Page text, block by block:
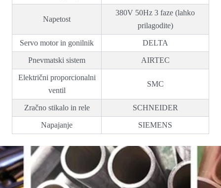
Napetost
380V 50Hz 3 faze (lahko
prilagodite)
Servo motor in gonilnik DELTA
Pnevmatski sistem AIRTEC
Električni proporcionalni
ventil
SMC
Zračno stikalo in rele SCHNEIDER
Napajanje SIEMENS